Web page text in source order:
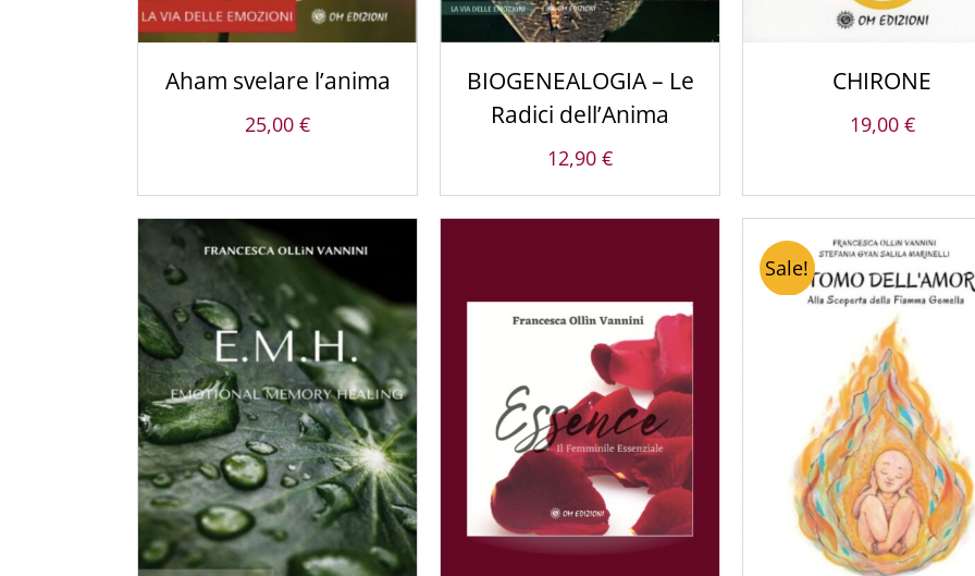
Aham svelare l’anima
25,00€
BIOGENEALOGIA – Le
Radici dell’Anima
12,90€
CHIRONE
19,00 €
ACQUISTA PRODOTTO
/
DETTAGLI
ACQUISTA PRODOTTO
/
DETTAGLI
Sale!
ACQUISTA PRODOTTO
DETTAGLI